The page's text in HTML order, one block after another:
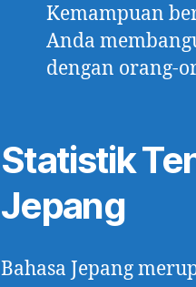
Kemampuan
Anda
dengan orang-
Statistik
Jepang
Bahasa Jepang